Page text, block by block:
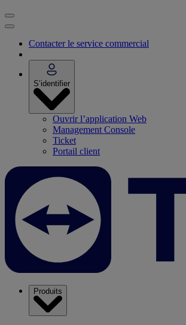
Contacter le service commercial
S’identifier
Ouvrir l’application Web
Management Console
Ticket
Portail client
Produits